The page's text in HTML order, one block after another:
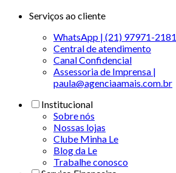
Serviços ao cliente
WhatsApp | (21) 97971-2181
Central de atendimento
Canal Confidencial
Assessoria de Imprensa |
paula@agenciaamais.com.br
Institucional
Sobre nós
Nossas lojas
Clube Minha Le
Blog da Le
Trabalhe conosco